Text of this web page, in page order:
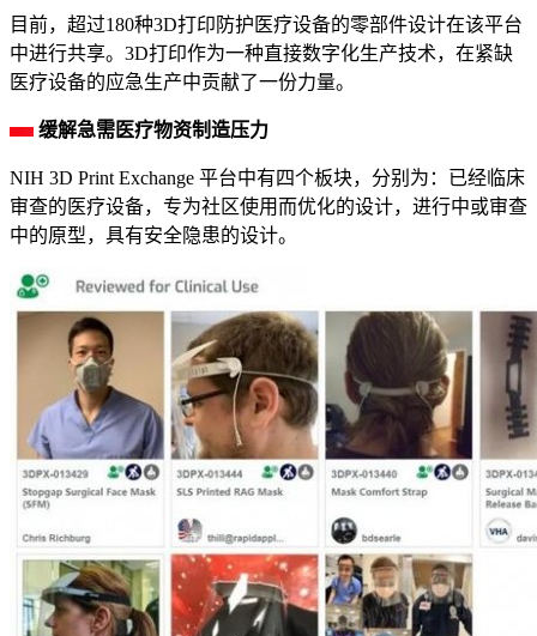
目前，超过180种3D打印防护医疗设备的零部件设计在该平台
中进行共享。3D打印作为一种直接数字化生产技术，在紧缺
医疗设备的应急生产中贡献了一份力量。
缓解急需医疗物资制造压力
NIH 3D Print Exchange 平台中有四个板块，分别为：已经临床
审查的医疗设备，专为社区使用而优化的设计，进行中或审查
中的原型，具有安全隐患的设计。